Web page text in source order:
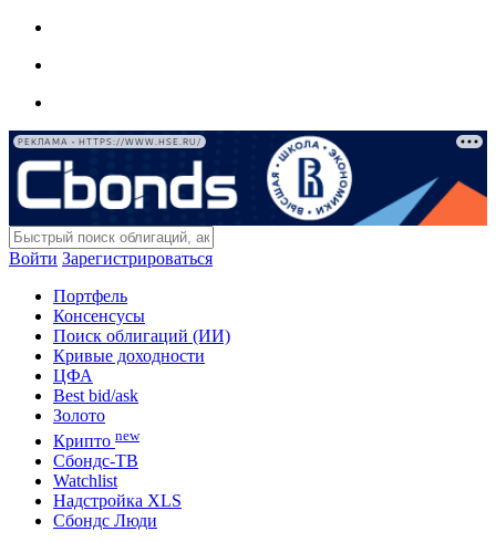
РЕКЛАМА • HTTPS://WWW.HSE.RU/
Войти Зарегистрироваться
Портфель
Консенсусы
Поиск облигаций (ИИ)
Кривые доходности
ЦФА
Best bid/ask
Золото
Крипто new
Сбондс-ТВ
Watchlist
Надстройка XLS
Сбондс Люди